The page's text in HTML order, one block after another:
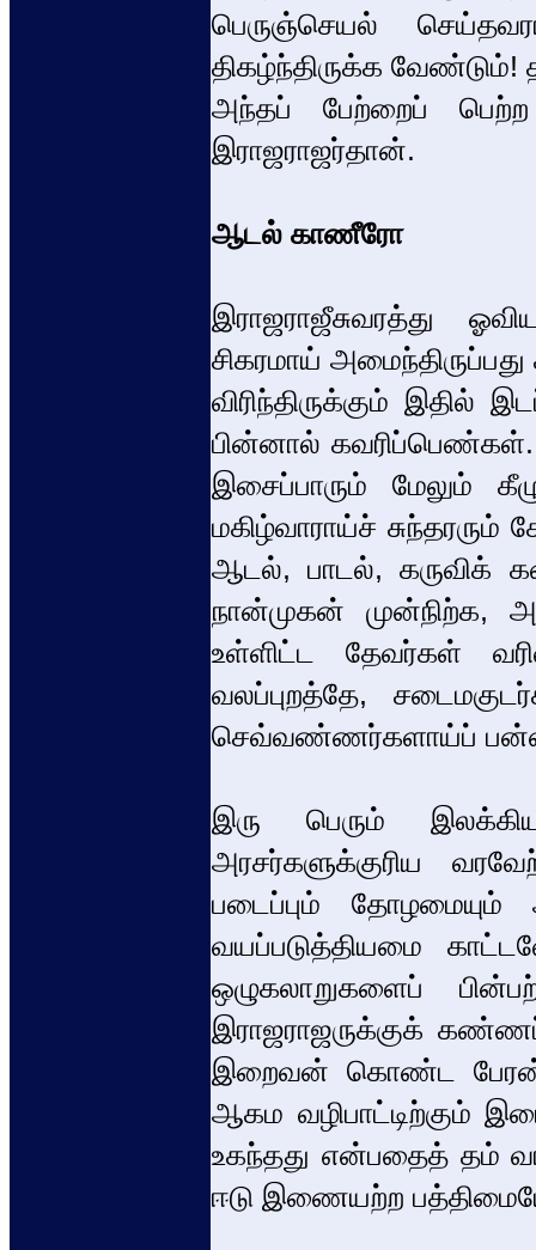
பெருஞ்செயல்
திகழ்ந்திருக்க வேண்டும்!
அந்தப் பேற்றைப்
இராஜராஜர்தான்.
ஆடல் காணீரோ
இராஜராஜீசுவரத்து
சிகரமாய்
விரிந்திருக்கும் இதில்
பின்னால் கவரிப்பெண்கள்.
இசைப்பாரும் மேலும்
மகிழ்வாராய்ச்
ஆடல், பாடல், கருவிக்
நான்முகன் முன்நிற்க,
உள்ளிட்ட தேவர்கள்
வலப்புறத்தே,
செவ்வண்ணர்களாய்ப்
இரு பெரும்
அரசர்களுக்குரிய
படைப்பும் தோழமையும்
வயப்படுத்தியமை
ஒழுகலாறுகளைப்
இராஜராஜருக்குக்
இறைவன் கொண்ட
ஆகம வழிபாட்டிற்கும்
உகந்தது என்பதைத் தம்
ஈடு இணையற்ற